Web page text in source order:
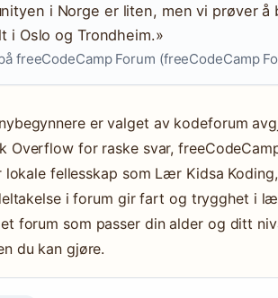
i Norge er liten, men vi prøver å
i Oslo og Trondheim.»
freeCodeCamp Forum (freeCodeCamp
er valget av kodeforum
Overflow for raske svar,
fellesskap som Lær Kidsa
i forum gir fart og trygghet i
forum som passer din alder og ditt
du kan gjøre.